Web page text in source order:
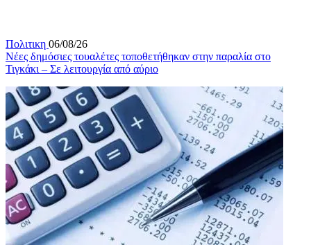
Πολιτικη 06/08/26
Νέες δημόσιες τουαλέτες τοποθετήθηκαν στην παραλία στο
Τιγκάκι – Σε λειτουργία από αύριο